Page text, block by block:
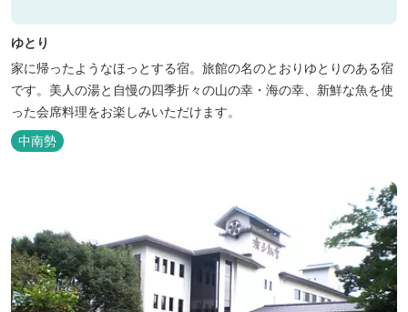
ゆとり
家に帰ったようなほっとする宿。旅館の名のとおりゆとりのある宿
です。美人の湯と自慢の四季折々の山の幸・海の幸、新鮮な魚を使
った会席料理をお楽しみいただけます。
中南勢